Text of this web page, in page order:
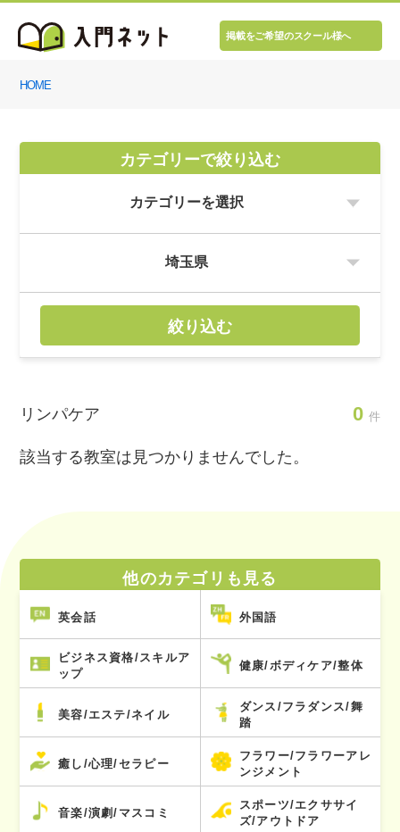
掲載をご希望のスクール様へ
HOME
カテゴリーで絞り込む
絞り込む
リンパケア 0 件
該当する教室は見つかりませんでした。
他のカテゴリも見る
英会話 外国語
ビジネス資格/スキルア
ップ
健康/ボディケア/整体
美容/エステ/ネイル
ダンス/フラダンス/舞
踏
癒し/心理/セラピー
フラワー/フラワーアレ
ンジメント
音楽/演劇/マスコミ
スポーツ/エクササイ
ズ/アウトドア